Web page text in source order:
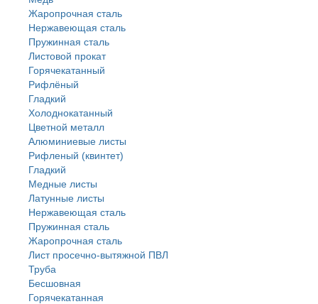
Жаропрочная сталь
Нержавеющая сталь
Пружинная сталь
Листовой прокат
Горячекатанный
Рифлёный
Гладкий
Холоднокатанный
Цветной металл
Алюминиевые листы
Рифленый (квинтет)
Гладкий
Медные листы
Латунные листы
Нержавеющая сталь
Пружинная сталь
Жаропрочная сталь
Лист просечно-вытяжной ПВЛ
Труба
Бесшовная
Горячекатанная